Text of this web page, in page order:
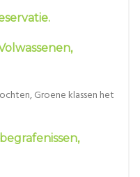
Groene klassen het